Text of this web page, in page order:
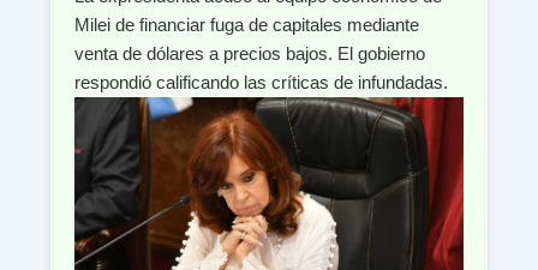
Milei de financiar fuga de capitales mediante
venta de dólares a precios bajos. El gobierno
respondió calificando las críticas de infundadas.